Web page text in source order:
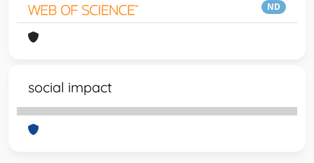
ND
social impact